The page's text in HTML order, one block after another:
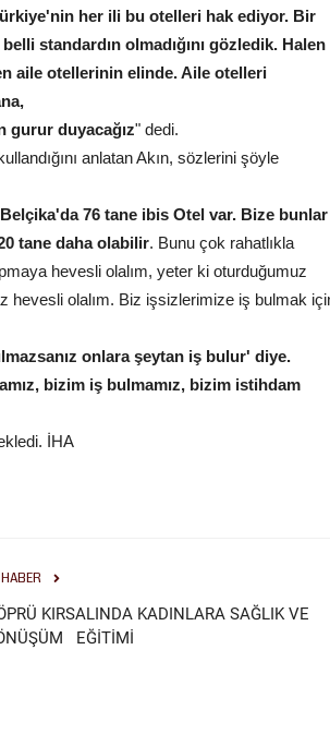
her ili bu otelleri hak ediyor. Bir
standardın olmadığını gözledik. Halen
aile otellerinin elinde. Aile otelleri
gurur duyacağız" dedi.
anlatan Akın, sözlerini şöyle
76 tane ibis Otel var. Bize bunlar
tane daha olabilir. Bunu çok rahatlıkla
hevesli olalım, yeter ki oturduğumuz
hevesli olalım. Biz işsizlerimize iş bulmak
onlara şeytan iş bulur' diye.
bizim iş bulmamız, bizim istihdam
İHA
KIRSALINDA KADINLARA SAĞLIK VE
EĞİTİMİ
Sanat